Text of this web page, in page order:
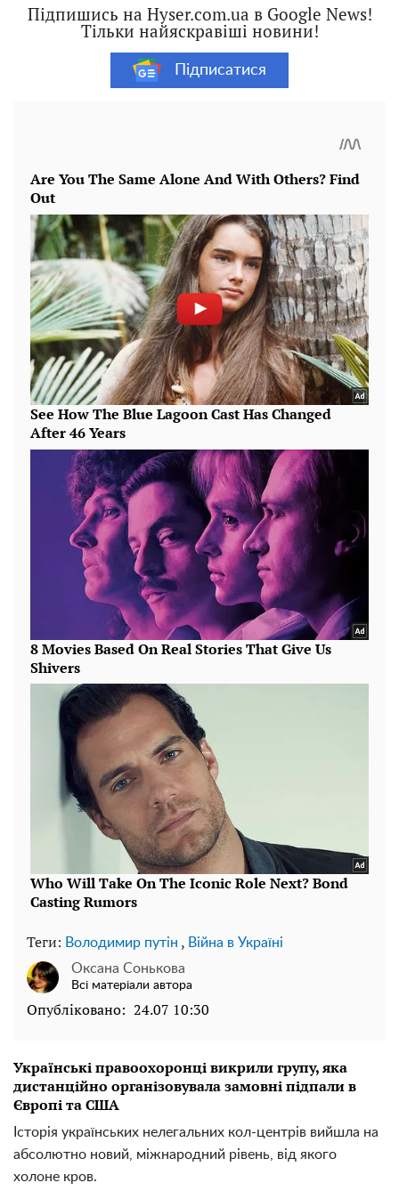
Підпишись на Hyser.com.ua в Google News!
Тільки найяскравіші новини!
Підписатися
Теги: Володимир путін , Війна в Україні
Оксана Сонькова
Всі матеріали автора
Опубліковано: 24.07 10:30
Українські правоохоронці викрили групу, яка
дистанційно організовувала замовні підпали в
Європі та США
Історія українських нелегальних кол-центрів вийшла на
абсолютно новий, міжнародний рівень, від якого
холоне кров.